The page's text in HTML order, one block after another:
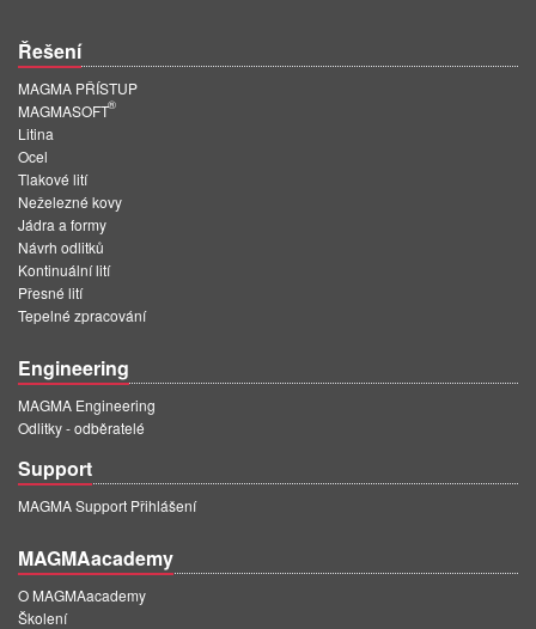
MAGMA South-America, Brazil
PT
MAGMA Türkiye
EN
TR
MAGMA China
ZH
MAGMA India
EN
MAGMA Korea
EN
KO
Řešení
MAGMA PŘÍSTUP
MAGMASOFT
®
Litina
Ocel
Tlakové lití
Neželezné kovy
Jádra a formy
Návrh odlitků
Kontinuální lití
Přesné lití
Tepelné zpracování
Engineering
MAGMA Engineering
Odlitky - odběratelé
Support
MAGMA Support Přihlášení
MAGMAacademy
O MAGMAacademy
Školení